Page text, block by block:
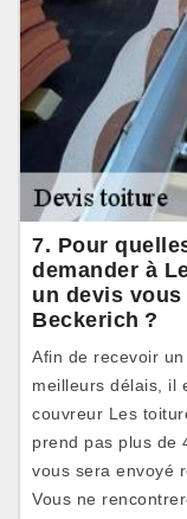
7. Pour
demander à
un devis
Beckerich ?
Afin de recevoir
meilleurs délais, il
couvreur Les
prend pas plus de
vous sera envoyé
Vous ne